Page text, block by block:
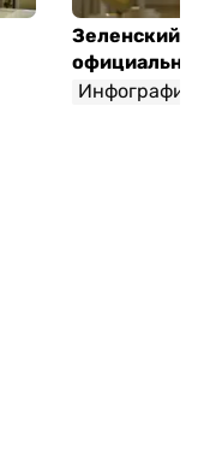
Зеленский